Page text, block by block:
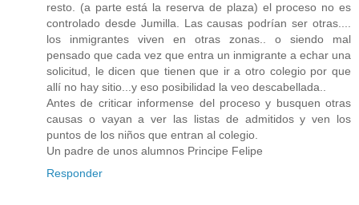
resto. (a parte está la reserva de plaza) el proceso no es
controlado desde Jumilla. Las causas podrían ser otras....
los inmigrantes viven en otras zonas.. o siendo mal
pensado que cada vez que entra un inmigrante a echar una
solicitud, le dicen que tienen que ir a otro colegio por que
allí no hay sitio...y eso posibilidad la veo descabellada..
Antes de criticar informense del proceso y busquen otras
causas o vayan a ver las listas de admitidos y ven los
puntos de los niños que entran al colegio.
Un padre de unos alumnos Principe Felipe
Responder